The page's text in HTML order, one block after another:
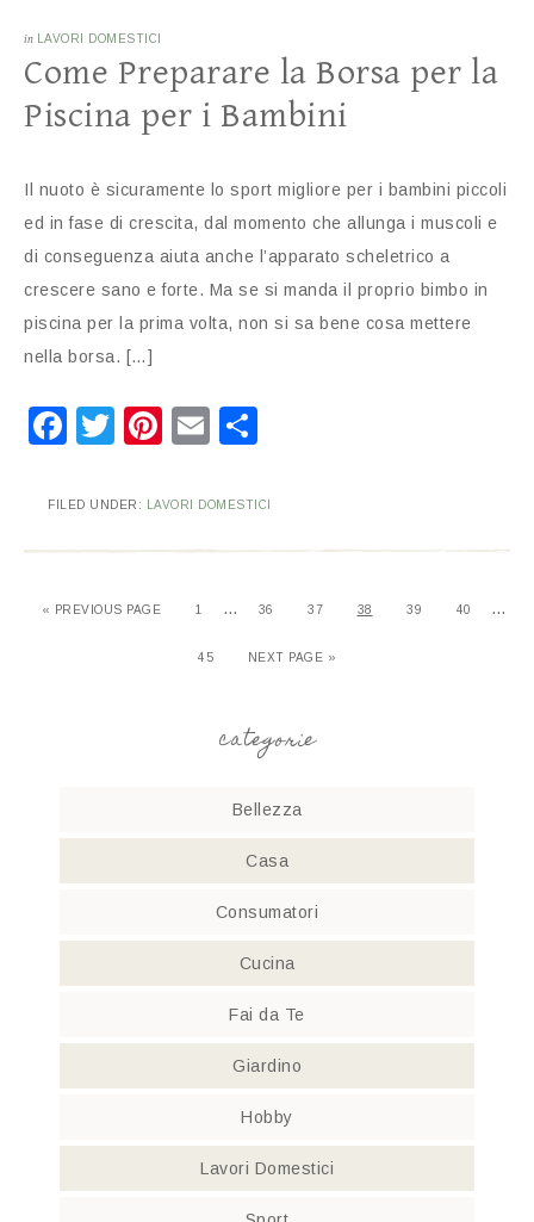
in LAVORI DOMESTICI
Come Preparare la Borsa per la
Piscina per i Bambini
Il nuoto è sicuramente lo sport migliore per i bambini piccoli
ed in fase di crescita, dal momento che allunga i muscoli e
di conseguenza aiuta anche l’apparato scheletrico a
crescere sano e forte. Ma se si manda il proprio bimbo in
piscina per la prima volta, non si sa bene cosa mettere
nella borsa. […]
Facebook
Twitter
Pinterest
Email
FILED UNDER: LAVORI DOMESTICI
« PREVIOUS PAGE 1 … 36 37 38 39 40 …
45 NEXT PAGE »
categorie
Bellezza
Casa
Consumatori
Cucina
Fai da Te
Giardino
Hobby
Lavori Domestici